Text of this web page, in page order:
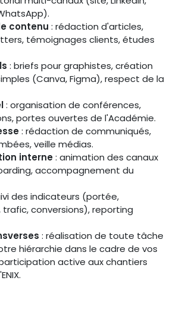
contenu : rédaction d'articles,
témoignages clients, études
: briefs pour graphistes, création
(Canva, Figma), respect de la
: organisation de conférences,
portes ouvertes de l'Académie.
: rédaction de communiqués,
veille médias.
interne: animation des canaux
accompagnement du
des indicateurs (portée,
conversions), reporting
: réalisation de toute tâche
hiérarchie dans le cadre de vos
active aux chantiers